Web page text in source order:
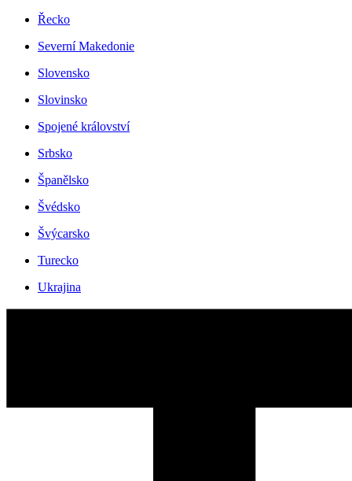
Řecko
Severní Makedonie
Slovensko
Slovinsko
Spojené království
Srbsko
Španělsko
Švédsko
Švýcarsko
Turecko
Ukrajina